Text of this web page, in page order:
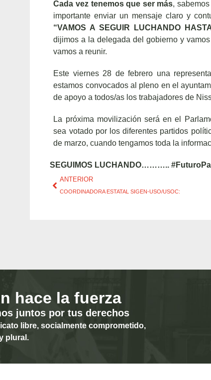
Cada vez tenemos que ser más,
importante enviar un mensaje claro y
“VAMOS A SEGUIR LUCHANDO
dijimos a la delegada del gobierno y
vamos a reunir.
Este viernes 28 de febrero una
estamos convocados al pleno en el
de apoyo a todos/as los trabajadores de
La próxima movilización será en el
sea votado por los diferentes partidos
de marzo, cuando tengamos toda la
SEGUIMOS LUCHANDO………..
ANTERIOR
COORDINADORA ESTATAL SIGEN-USO/USOC:
hace la fuerza
juntos por tus derechos
libre, socialmente comprometido,
plural.